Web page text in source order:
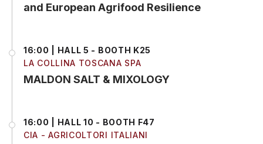
and European Agrifood Resilience
16:00 | HALL 5 - BOOTH K25
LA COLLINA TOSCANA SPA
MALDON SALT & MIXOLOGY
16:00 | HALL 10 - BOOTH F47
CIA - AGRICOLTORI ITALIANI